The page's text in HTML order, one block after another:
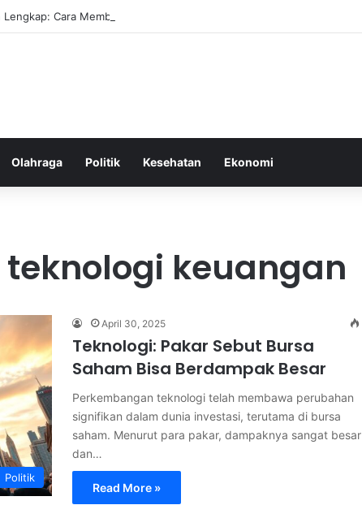
Lengkap: Cara Membuat Website Gratis Tanpa Coding
Olahraga Politik Kesehatan Ekonomi
keuangan
Politik
April 30, 2025
Teknologi: Pakar Sebut Bursa
Saham Bisa Berdampak Besar
Perkembangan teknologi telah membawa perubahan
signifikan dalam dunia investasi, terutama di bursa
saham. Menurut para pakar, dampaknya sangat besar
dan…
Read More »